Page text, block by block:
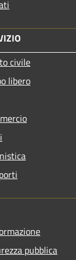
civile
libero
pubblica